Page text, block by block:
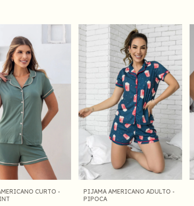
CURTO -
PIJAMA AMERICANO ADULTO -
PIPOCA